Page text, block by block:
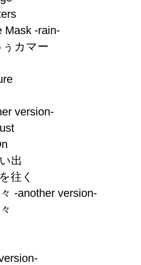
Mask -rain-
カマー
version-
出
往く
-another version-